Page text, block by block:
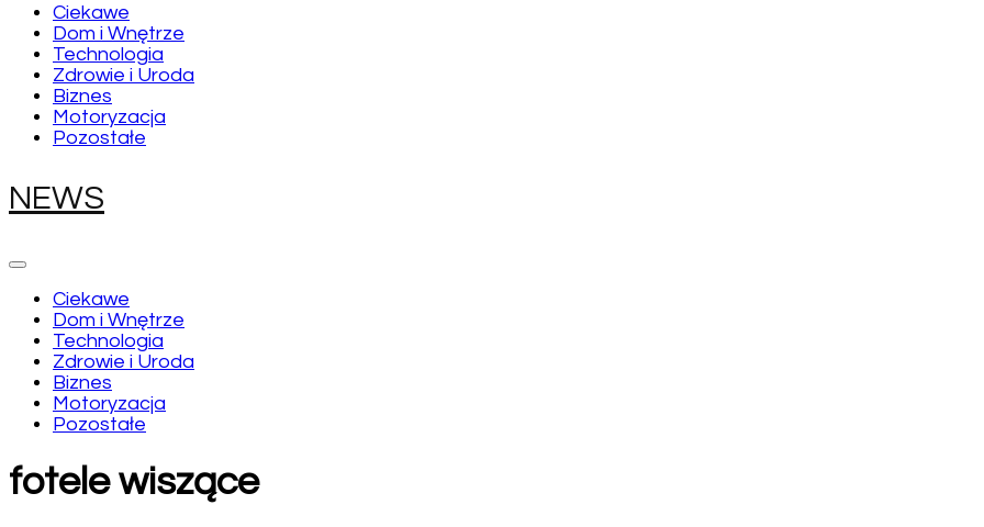
Ciekawe
Dom i Wnętrze
Technologia
Zdrowie i Uroda
Biznes
Motoryzacja
Pozostałe
NEWS
Ciekawe
Dom i Wnętrze
Technologia
Zdrowie i Uroda
Biznes
Motoryzacja
Pozostałe
fotele wiszące